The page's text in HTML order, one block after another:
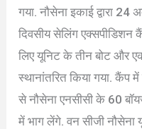
गया. नौसेना इकाई द्वारा
दिवसीय सेलिंग
लिए यूनिट के तीन बोट और
स्थानांतरित किया गया. कैंप
से नौसेना एनसीसी के 60
में भाग लेंगे. वन सीजी नौसेना